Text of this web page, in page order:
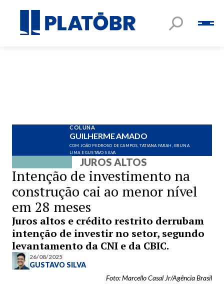
COLUNA
GUILHERME AMADO
COM JOÃO PEDROSO DE CAMPOS, TATIANA FARAH, BRUNA
LIMA E GUSTAVO SILVA
JUROS ALTOS
Intenção de investimento na
construção cai ao menor nível
em 28 meses
Juros altos e crédito restrito derrubam
intenção de investir no setor, segundo
levantamento da CNI e da CBIC.
26/08/2025
GUSTAVO SILVA
Foto: Marcello Casal Jr/Agência Brasil